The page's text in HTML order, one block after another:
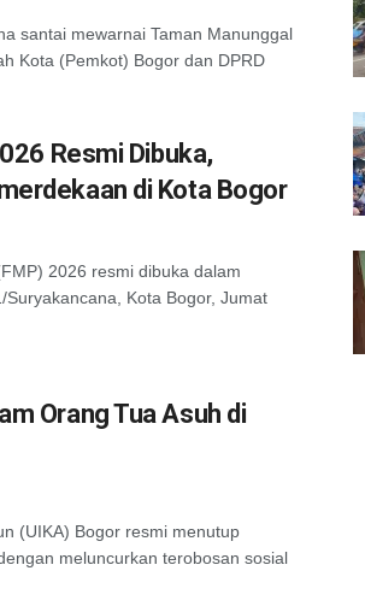
santai mewarnai Taman Manunggal
Kota (Pemkot) Bogor dan DPRD
Resmi Dibuka,
di Kota Bogor
2026 resmi dibuka dalam
Kota Bogor, Jumat
Orang Tua Asuh di
(UIKA) Bogor resmi menutup
meluncurkan terobosan sosial